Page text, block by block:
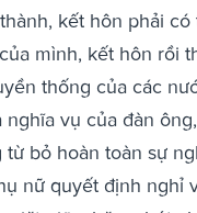
kết hôn phải
mình, kết hôn rồi
thống của các
vụ của đàn
bỏ hoàn toàn sự
nữ quyết định nghỉ